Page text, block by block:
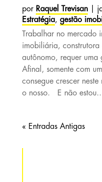
por Raquel Trevisan|
Estratégia, gestão
Trabalhar no mercado
imobiliária, construtora
autônomo, requer
Afinal, somente com
consegue crescer
o nosso. E não
« Entradas Antigas